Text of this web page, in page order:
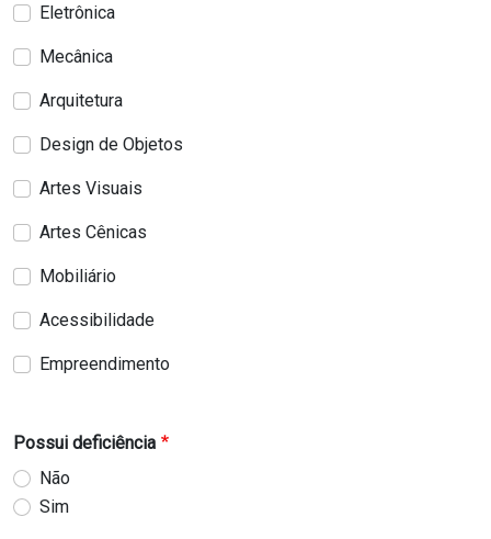
Eletrônica
Mecânica
Arquitetura
Design de Objetos
Artes Visuais
Artes Cênicas
Mobiliário
Acessibilidade
Empreendimento
Possui deficiência
Não
Sim